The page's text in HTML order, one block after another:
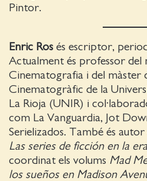
Pintor.
Enric Ros és escriptor,
Actualment és professor del
Cinematografia i del màster
Cinematogràfic de la
La Rioja (UNIR) i
com La Vanguardia, Jot
Serielizados. També és
Las series de ficción en la
coordinat els volums Mad
los sueños en Madison